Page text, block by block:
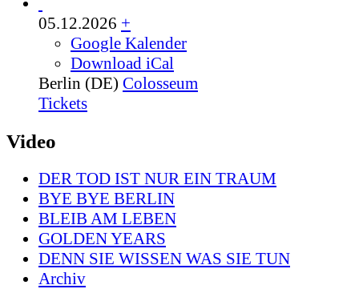
05.12.2026 +
Google Kalender
Download iCal
Berlin (DE) Colosseum
Tickets
Video
DER TOD IST NUR EIN TRAUM
BYE BYE BERLIN
BLEIB AM LEBEN
GOLDEN YEARS
DENN SIE WISSEN WAS SIE TUN
Archiv